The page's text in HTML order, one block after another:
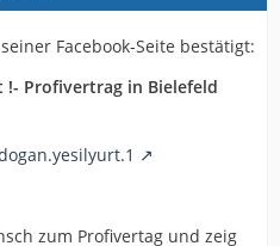
Facebook-Seite bestätigt:
Profivertrag in Bielefeld
zum Profivertag und zeig